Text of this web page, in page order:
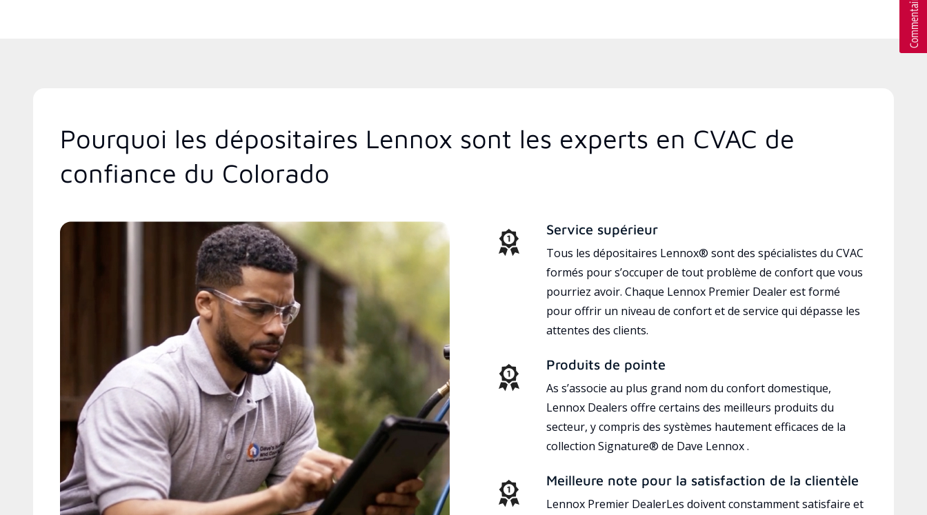
Pourquoi les dépositaires Lennox sont les experts en CVAC de
confiance du Colorado
Service supérieur
Tous les dépositaires Lennox® sont des spécialistes du CVAC
formés pour s’occuper de tout problème de confort que vous
pourriez avoir. Chaque Lennox Premier Dealer est formé
pour offrir un niveau de confort et de service qui dépasse les
attentes des clients.
Produits de pointe
As s’associe au plus grand nom du confort domestique,
Lennox Dealers offre certains des meilleurs produits du
secteur, y compris des systèmes hautement efficaces de la
collection Signature® de Dave Lennox .
Meilleure note pour la satisfaction de la clientèle
Lennox Premier DealerLes doivent constamment satisfaire et